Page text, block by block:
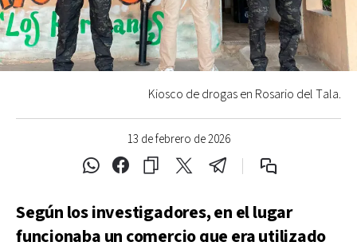
13 de febrero de 2026
Kiosco de drogas en Rosario del Tala.
Según los investigadores, en el lugar
funcionaba un comercio que era utilizado